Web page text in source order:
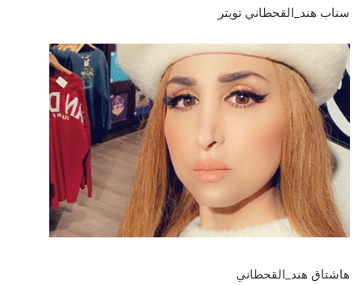
سناب هند_القحطاني تويتر
هاشتاق هند_القحطاني